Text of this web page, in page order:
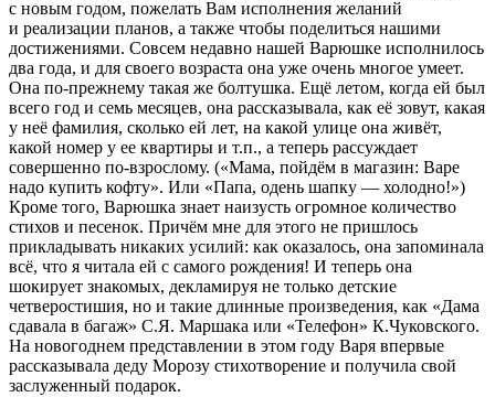
с новым годом, пожелать Вам исполнения желаний
и реализации планов, а также чтобы поделиться нашими
достижениями. Совсем недавно нашей Варюшке исполнилось
два года, и для своего возраста она уже очень многое умеет.
Она по-прежнему такая же болтушка. Ещё летом, когда ей был
всего год и семь месяцев, она рассказывала, как её зовут, какая
у неё фамилия, сколько ей лет, на какой улице она живёт,
какой номер у ее квартиры и т.п., а теперь рассуждает
совершенно по-взрослому. («Мама, пойдём в магазин: Варе
надо купить кофту». Или «Папа, одень шапку — холодно!»)
Кроме того, Варюшка знает наизусть огромное количество
стихов и песенок. Причём мне для этого не пришлось
прикладывать никаких усилий: как оказалось, она запоминала
всё, что я читала ей с самого рождения! И теперь она
шокирует знакомых, декламируя не только детские
четверостишия, но и такие длинные произведения, как «Дама
сдавала в багаж» С.Я. Маршака или «Телефон» К.Чуковского.
На новогоднем представлении в этом году Варя впервые
рассказывала деду Морозу стихотворение и получила свой
заслуженный подарок.